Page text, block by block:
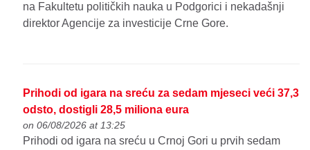
na Fakultetu političkih nauka u Podgorici i nekadašnji
direktor Agencije za investicije Crne Gore.
Prihodi od igara na sreću za sedam mjeseci veći 37,3
odsto, dostigli 28,5 miliona eura
on 06/08/2026 at 13:25
Prihodi od igara na sreću u Crnoj Gori u prvih sedam